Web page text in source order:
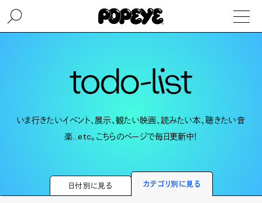
いま行きたいイベント、展示、観たい映画、読みたい本、聴きたい音
楽…etc。こちらのページで毎日更新中！
日付別に見る カテゴリ別に見る